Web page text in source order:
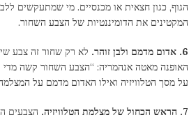
הגוף, כגון חצאית או מכנסיים. מי שמתעקשים
המקטינים את הדומיננטיות של הצבע השחור.
6. אדום מדמם ולבן זוהר.
לא רק שחור זה צבע
האופנה מאטה אנהמריה: “הצבע השחור קשה מדי
על מסך הטלוויזיה ואילו האדום מדמם על
7. הראש הכחול של מצלמת הטלוויזיה.
הצבעים